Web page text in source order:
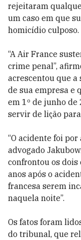
rejeitaram
um caso em que
homicídio culposo.
“A Air France
crime penal”,
acrescentou que a
de sua empresa e
em 1º de junho
servir de lição
“O acidente foi
advogado
confrontou os dois
anos após o
francesa serem
naquela noite”.
Os fatos foram
do tribunal, que